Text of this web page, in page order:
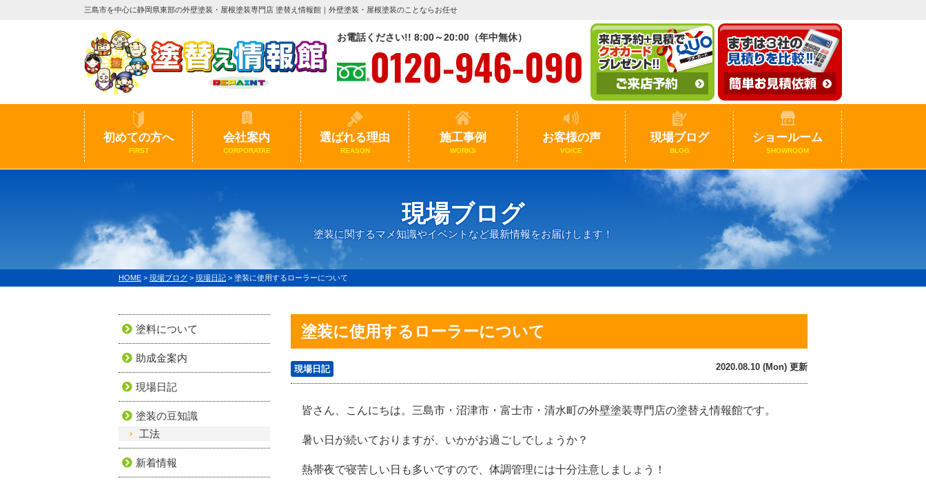
三島市を中心に静岡県東部の外壁塗装・屋根塗装専門店 塗替え情報館｜外壁塗装・屋根塗装のことならお任せ
お電話ください!! 8:00～20:00（年中無休）
0120-946-090
初めての方へ
FIRST
会社案内
CORPORATAE
選ばれる理由
REASON
施工事例
WORKS
お客様の声
VOICE
現場ブログ
BLOG
ショールーム
SHOWROOM
現場ブログ
塗装に関するマメ知識やイベントなど最新情報をお届けします！
HOME > 現場ブログ > 現場日記 > 塗装に使用するローラーについて
塗装に使用するローラーについて
現場日記 2020.08.10 (Mon) 更新
皆さん、こんにちは。三島市・沼津市・富士市・清水町の外壁塗装専門店の塗替え情報館です。
暑い日が続いておりますが、いかがお過ごしでしょうか？
熱帯夜で寝苦しい日も多いですので、体調管理には十分注意しましょう！
塗料について
助成金案内
現場日記
塗装の豆知識
工法
新着情報